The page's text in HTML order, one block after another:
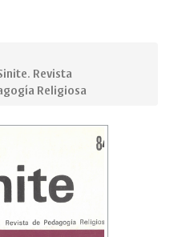
Revista
Religiosa